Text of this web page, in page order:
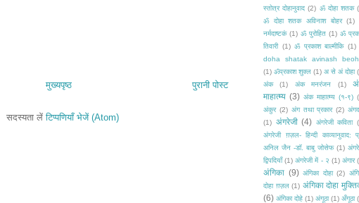
पुरानी पोस्ट
मुख्यपृष्ठ
सदस्यता लेंटिप्पणियाँ भेजें (Atom)
स्तोत्र दोहानुवाद (2) ॐ दोहा शतक
ॐ दोहा शतक अविनाश बोहर
(1)
नर्मदाष्टकं (1) ॐ पुरोहित (1) ॐ
तिवारी (1) ॐ प्रकाश बाल्मीकि (1)
doha shatak avinash
(1) ॐप्रकाश शुक्ल (1) अ से अं दोहा
अंक
(1) अंक मनरंजन (1)
माहात्म्य (3) अंक माहात्म्य (१-९)
अंकुर (2) अंग तथा प्रकार (2)
(1) अंगरेजी (4) अंगरेजी कविता
अंगरेजी ग़ज़ल- हिन्दी काव्यानुवाद:
अनिल जैन -डॉ. बाबु जोसेफ (1)
द्विपदियाँ (1) अंगरेजी में - २ (1) अंगार
अंगिका (9) अंगिका दोहा (2)
दोहा ग़ज़ल (1) अंगिका दोहा
(6) अंगिका दोहे (1) अंगूठा (1) अँगूठा